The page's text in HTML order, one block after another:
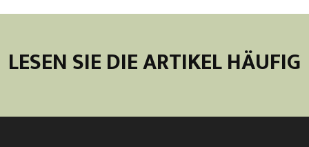
LESEN SIE DIE ARTIKEL HÄUFIG